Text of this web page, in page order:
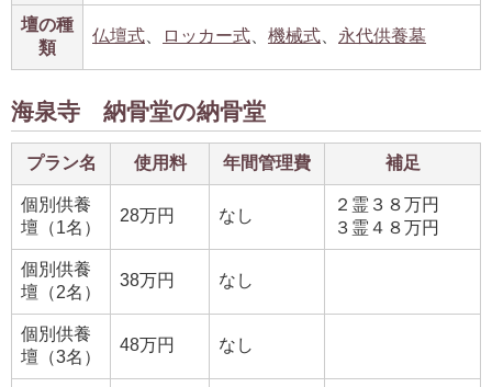
壇の種
類
仏壇式 ロッカー式 機械式 永代供養墓
海泉寺 納骨堂の納骨堂
プラン名 使用料 年間管理費 補足
個別供養
壇（1名）
28万円 なし
２霊３８万円
３霊４８万円
個別供養
壇（2名）
38万円 なし
個別供養
壇（3名）
48万円 なし